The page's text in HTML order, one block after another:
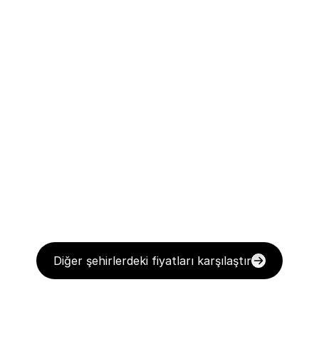
Diğer şehirlerdeki fiyatları karşılaştır